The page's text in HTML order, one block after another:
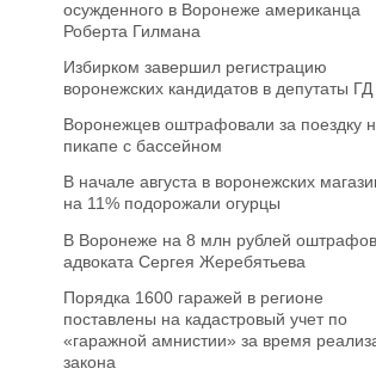
осужденного в Воронеже американца
Роберта Гилмана
Избирком завершил регистрацию
воронежских кандидатов в депутаты
Воронежцев оштрафовали за поездку
пикапе с бассейном
В начале августа в воронежских
на 11% подорожали огурцы
В Воронеже на 8 млн рублей
адвоката Сергея Жеребятьева
Порядка 1600 гаражей в регионе
поставлены на кадастровый учет по
«гаражной амнистии» за время
закона